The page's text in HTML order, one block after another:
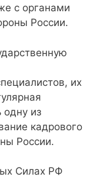
с органами
России.
их
одну из
кадрового
России.
Силах РФ